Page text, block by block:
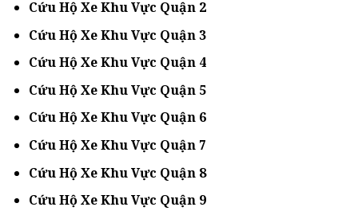
Cứu Hộ Xe Khu Vực Quận 2
Cứu Hộ Xe Khu Vực Quận 3
Cứu Hộ Xe Khu Vực Quận 4
Cứu Hộ Xe Khu Vực Quận 5
Cứu Hộ Xe Khu Vực Quận 6
Cứu Hộ Xe Khu Vực Quận 7
Cứu Hộ Xe Khu Vực Quận 8
Cứu Hộ Xe Khu Vực Quận 9